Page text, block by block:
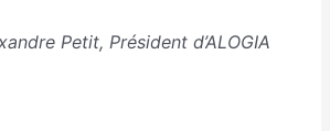
Petit, Président d’ALOGIA